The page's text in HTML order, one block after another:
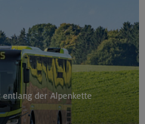
entlang der Alpenkette